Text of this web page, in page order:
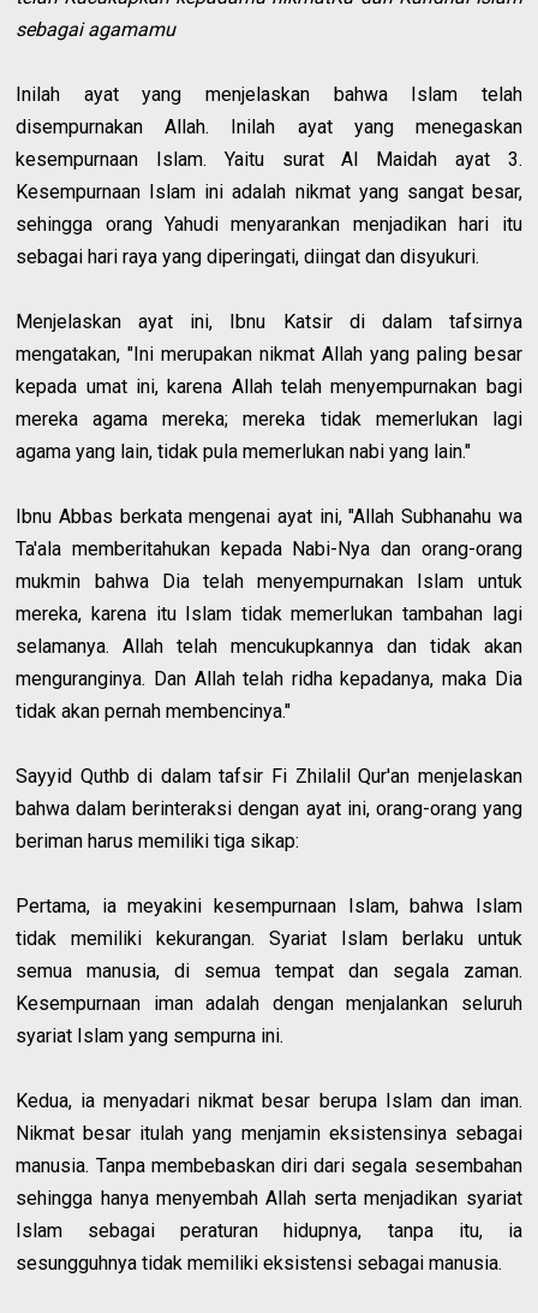
sebagai agamamu
Inilah ayat yang menjelaskan bahwa Islam telah
disempurnakan Allah. Inilah ayat yang menegaskan
kesempurnaan Islam. Yaitu surat Al Maidah ayat 3.
Kesempurnaan Islam ini adalah nikmat yang sangat besar,
sehingga orang Yahudi menyarankan menjadikan hari itu
sebagai hari raya yang diperingati, diingat dan disyukuri.
Menjelaskan ayat ini, Ibnu Katsir di dalam tafsirnya
mengatakan, "Ini merupakan nikmat Allah yang paling besar
kepada umat ini, karena Allah telah menyempurnakan bagi
mereka agama mereka; mereka tidak memerlukan lagi
agama yang lain, tidak pula memerlukan nabi yang lain."
Ibnu Abbas berkata mengenai ayat ini, "Allah Subhanahu wa
Ta'ala memberitahukan kepada Nabi-Nya dan orang-orang
mukmin bahwa Dia telah menyempurnakan Islam untuk
mereka, karena itu Islam tidak memerlukan tambahan lagi
selamanya. Allah telah mencukupkannya dan tidak akan
menguranginya. Dan Allah telah ridha kepadanya, maka Dia
tidak akan pernah membencinya."
Sayyid Quthb di dalam tafsir Fi Zhilalil Qur'an menjelaskan
bahwa dalam berinteraksi dengan ayat ini, orang-orang yang
beriman harus memiliki tiga sikap:
Pertama, ia meyakini kesempurnaan Islam, bahwa Islam
tidak memiliki kekurangan. Syariat Islam berlaku untuk
semua manusia, di semua tempat dan segala zaman.
Kesempurnaan iman adalah dengan menjalankan seluruh
syariat Islam yang sempurna ini.
Kedua, ia menyadari nikmat besar berupa Islam dan iman.
Nikmat besar itulah yang menjamin eksistensinya sebagai
manusia. Tanpa membebaskan diri dari segala sesembahan
sehingga hanya menyembah Allah serta menjadikan syariat
Islam sebagai peraturan hidupnya, tanpa itu, ia
sesungguhnya tidak memiliki eksistensi sebagai manusia.